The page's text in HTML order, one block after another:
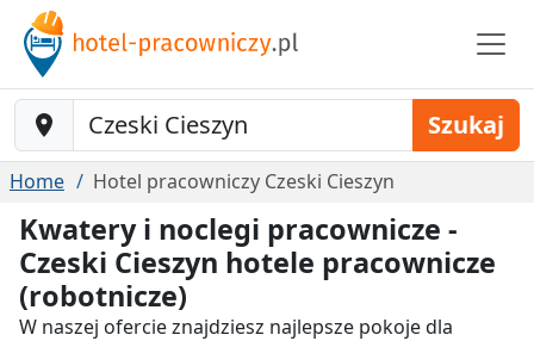
Baustelle-Location Szukaj
Home Hotel pracowniczy Czeski Cieszyn
Kwatery i noclegi pracownicze -
Czeski Cieszyn hotele pracownicze
(robotnicze)
W naszej ofercie znajdziesz najlepsze pokoje dla